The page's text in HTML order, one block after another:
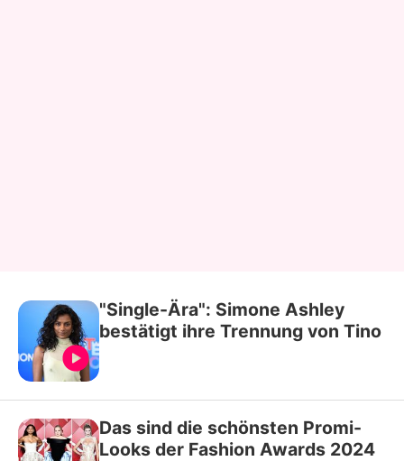
"Single-Ära": Simone Ashley
bestätigt ihre Trennung von Tino
Das sind die schönsten Promi-
Looks der Fashion Awards 2024